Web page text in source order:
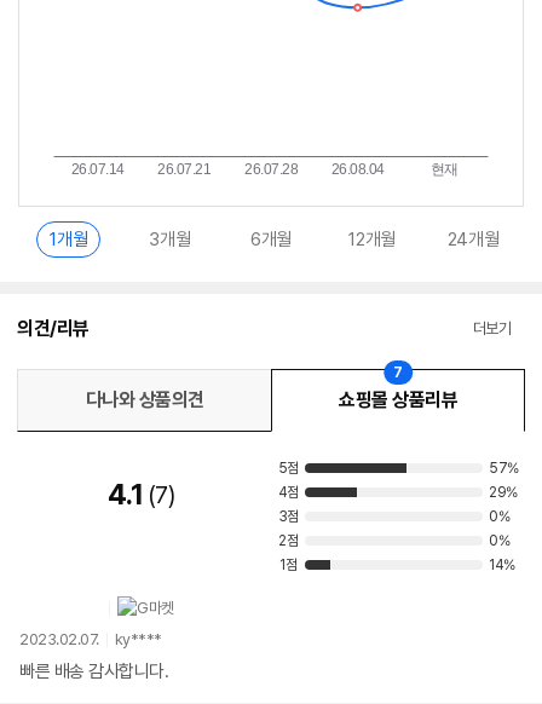
1개월 3개월 6개월 12개월 24개월
의견/리뷰 더보기
다나와 상품의견 쇼핑몰 상품리뷰
7
4.1 7
5점
57%
4점
29%
3점
0%
2점
0%
1점
14%
2023.02.07. ky****
빠른 배송 감사합니다.